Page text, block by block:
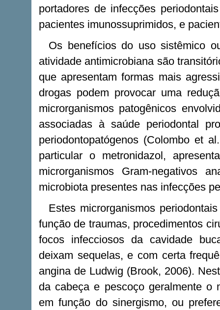
portadores de infecções
pacientes imunossuprimidos, e
Os benefícios do uso sistêmico
atividade antimicrobiana são
que apresentam formas mais
drogas podem provocar uma
microrganismos patogênicos
associadas à saúde periodontal
periodontopatógenos (Colombo et
particular o metronidazol,
microrganismos Gram-negativos
microbiota presentes nas infecções
Estes microrganismos
função de traumas, procedimentos
focos infecciosos da cavidade
deixam sequelas, e com certa
angina de Ludwig (Brook, 2006).
da cabeça e pescoço geralmente o
em função do sinergismo, ou